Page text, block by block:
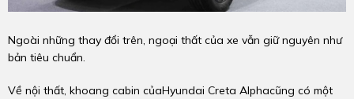
Ngoài những thay đổi trên, ngoại thất của xe vẫn giữ nguyên như
bản tiêu chuẩn.
Về nội thất, khoang cabin củaHyundai Creta Alphacũng có một